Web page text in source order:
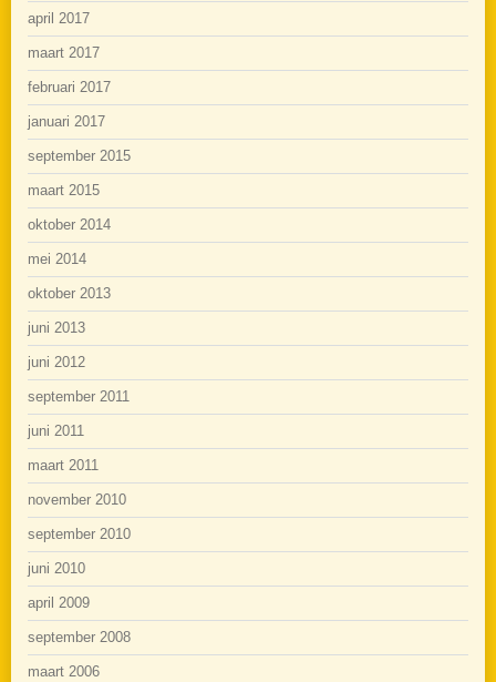
april 2017
maart 2017
februari 2017
januari 2017
september 2015
maart 2015
oktober 2014
mei 2014
oktober 2013
juni 2013
juni 2012
september 2011
juni 2011
maart 2011
november 2010
september 2010
juni 2010
april 2009
september 2008
maart 2006